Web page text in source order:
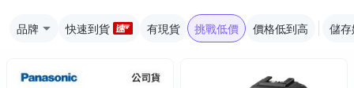
品牌 快速到貨 有現貨 挑戰低價 價格低到高 儲